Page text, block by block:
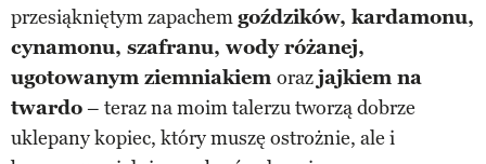
przesiąkniętym zapachemgoździków, kardamonu,
cynamonu, szafranu, wody różanej,
ugotowanym ziemniakiem orazjajkiem na
twardo– teraz na moim talerzu tworzą dobrze
uklepany kopiec, który muszę ostrożnie, ale i